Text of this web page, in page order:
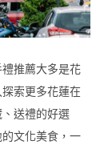
推薦大多是花
索更多花蓮在
送禮的好選
文化美食，一